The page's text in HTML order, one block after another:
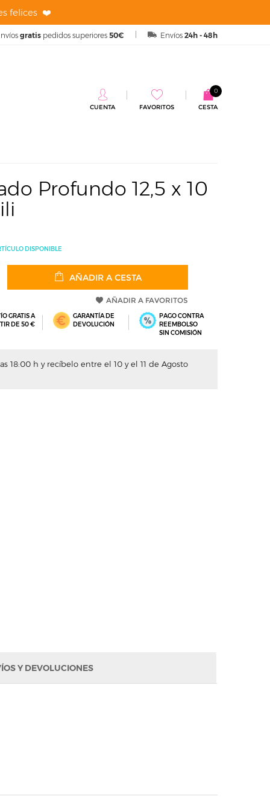
felices ❤️
Envíos 24h - 48h
gratis pedidos superiores 50€
CESTA
0
CUENTA FAVORITOS
Profundo 12,5 x 10
DISPONIBLE
AÑADIR A CESTA
AÑADIR A FAVORITOS
GRATIS A
DE 50 €
GARANTÍA DE
DEVOLUCIÓN
PAGO CONTRA
REEMBOLSO
SIN COMISIÓN
18:00 h y recíbelo entre el 10 y el 11 de Agosto
Y DEVOLUCIONES